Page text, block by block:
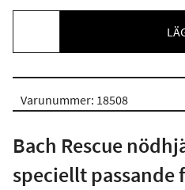
Varunummer: 18508
Bach Rescue
speciellt passande